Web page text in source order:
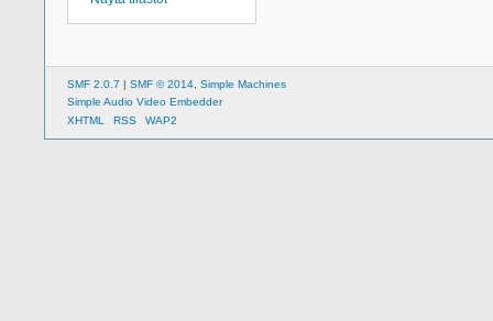
SMF 2.0.7 | SMF © 2014 Simple Machines
Simple Audio Video Embedder
XHTML
RSS WAP2